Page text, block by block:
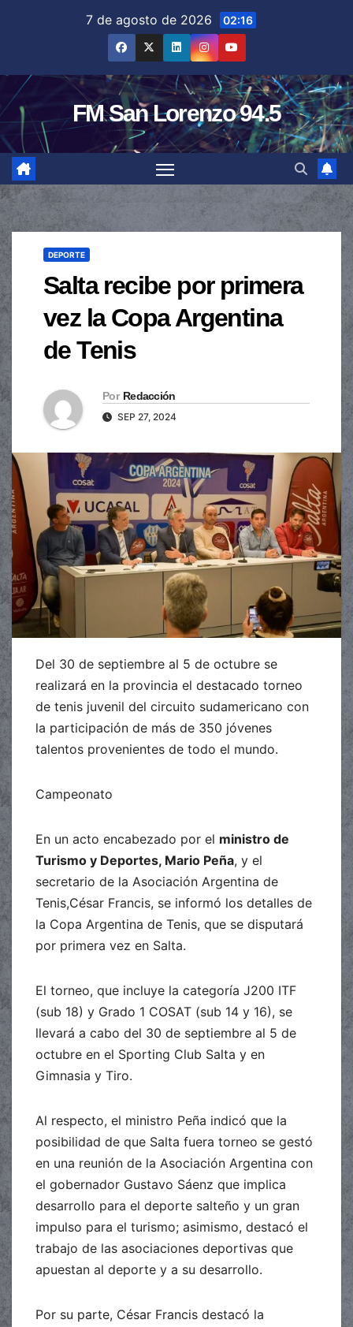
7 de agosto de 2026 02:16
FM San Lorenzo 94.5
DEPORTE
Salta recibe por primera
vez la Copa Argentina
de Tenis
Por Redacción
SEP 27, 2024
Del 30 de septiembre al 5 de octubre se
realizará en la provincia el destacado torneo
de tenis juvenil del circuito sudamericano con
la participación de más de 350 jóvenes
talentos provenientes de todo el mundo.
Campeonato
En un acto encabezado por el ministro de
Turismo y Deportes, Mario Peña, y el
secretario de la Asociación Argentina de
Tenis,César Francis, se informó los detalles de
la Copa Argentina de Tenis, que se disputará
por primera vez en Salta.
El torneo, que incluye la categoría J200 ITF
(sub 18) y Grado 1 COSAT (sub 14 y 16), se
llevará a cabo del 30 de septiembre al 5 de
octubre en el Sporting Club Salta y en
Gimnasia y Tiro.
Al respecto, el ministro Peña indicó que la
posibilidad de que Salta fuera torneo se gestó
en una reunión de la Asociación Argentina con
el gobernador Gustavo Sáenz que implica
desarrollo para el deporte salteño y un gran
impulso para el turismo; asimismo, destacó el
trabajo de las asociaciones deportivas que
apuestan al deporte y a su desarrollo.
Por su parte, César Francis destacó la